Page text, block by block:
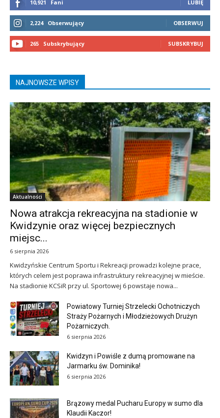
10,921 Fani LUBIĘ
2,224 Obserwujący OBSERWUJ
265 Subskrybujący SUBSKRYBUJ
NAJNOWSZE WPISY
Aktualności
Nowa atrakcja rekreacyjna na stadionie w
Kwidzynie oraz więcej bezpiecznych
miejsc...
6 sierpnia 2026
Kwidzyńskie Centrum Sportu i Rekreacji prowadzi kolejne prace,
których celem jest poprawa infrastruktury rekreacyjnej w mieście.
Na stadionie KCSiR przy ul. Sportowej 6 powstaje nowa...
Powiatowy Turniej Strzelecki Ochotniczych
Straży Pożarnych i Młodzieżowych Drużyn
Pożarniczych.
6 sierpnia 2026
Kwidzyn i Powiśle z dumą promowane na
Jarmarku św. Dominika!
6 sierpnia 2026
Brązowy medal Pucharu Europy w sumo dla
Klaudii Kaczor!